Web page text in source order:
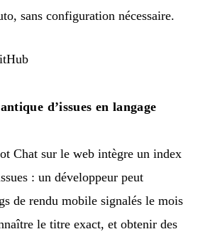
sans configuration nécessaire.
d’issues en langage
Chat sur le web intègre un index
: un développeur peut
de rendu mobile signalés le mois
le titre exact, et obtenir des